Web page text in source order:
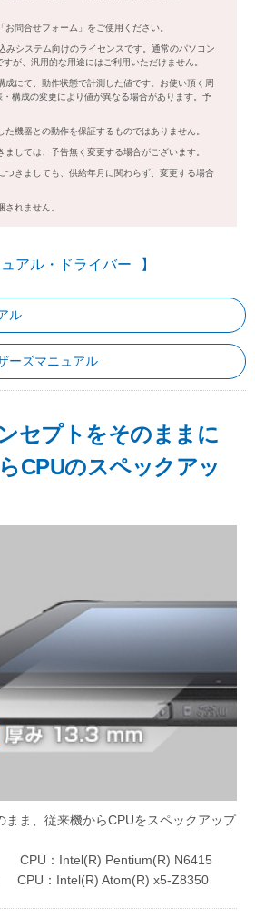
セプトをそのままに
CPUのスペックアッ
まま、従来機からCPUをスペックアップ
：Intel(R) Pentium(R) N6415
CPU：Intel(R) Atom(R) x5-Z8350
問合せフォーム」をご使用ください。
みシステム向けのライセンスです。通常のパソコン
が、汎用的な用途にはご利用いただけません。
成にて、動作状態で計測した値です。お使い頂く周
構成の変更により値が異なる場合があります。予
た機器との動作を保証するものではありません。
しては、予告無く変更する場合がございます。
つきましても、供給年月に関わらず、変更する場合
されません。
アル・ドライバー
ル
ーズマニュアル